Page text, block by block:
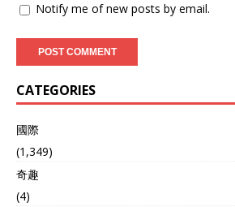
Notify me of new posts by email.
CATEGORIES
國際
(1,349)
奇趣
(4)